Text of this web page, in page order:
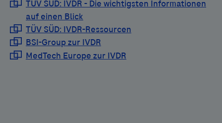
anders mitgeteilt) identisch sind, ist keine erneute
Verifizierung durch das Labor erforderlich - somit ist
ein nahtloser Übergang von der IVDD- auf die IVDR-
Version sichergestellt.